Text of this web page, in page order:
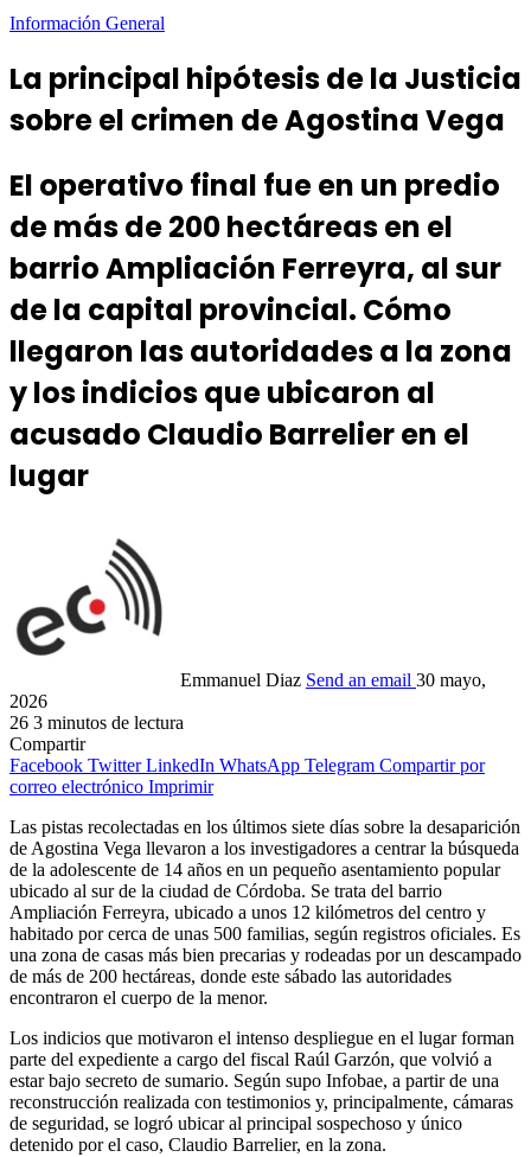
Información General
La principal hipótesis de la Justicia
sobre el crimen de Agostina Vega
El operativo final fue en un predio
de más de 200 hectáreas en el
barrio Ampliación Ferreyra, al sur
de la capital provincial. Cómo
llegaron las autoridades a la zona
y los indicios que ubicaron al
acusado Claudio Barrelier en el
lugar
Emmanuel Diaz Send an email 30 mayo,
2026
26 3 minutos de lectura
Compartir
Facebook Twitter LinkedIn WhatsApp Telegram Compartir por
correo electrónico Imprimir
Las pistas recolectadas en los últimos siete días sobre la desaparición
de Agostina Vega llevaron a los investigadores a centrar la búsqueda
de la adolescente de 14 años en un pequeño asentamiento popular
ubicado al sur de la ciudad de Córdoba. Se trata del barrio
Ampliación Ferreyra, ubicado a unos 12 kilómetros del centro y
habitado por cerca de unas 500 familias, según registros oficiales. Es
una zona de casas más bien precarias y rodeadas por un descampado
de más de 200 hectáreas, donde este sábado las autoridades
encontraron el cuerpo de la menor.
Los indicios que motivaron el intenso despliegue en el lugar forman
parte del expediente a cargo del fiscal Raúl Garzón, que volvió a
estar bajo secreto de sumario. Según supo Infobae, a partir de una
reconstrucción realizada con testimonios y, principalmente, cámaras
de seguridad, se logró ubicar al principal sospechoso y único
detenido por el caso, Claudio Barrelier, en la zona.